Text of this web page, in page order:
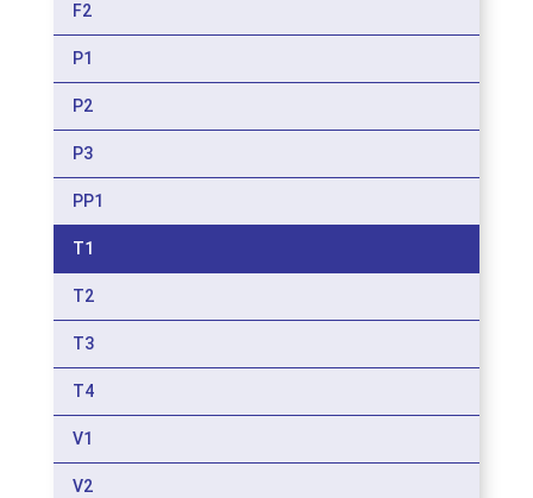
F2
P1
P2
P3
PP1
T1
T2
T3
T4
V1
V2